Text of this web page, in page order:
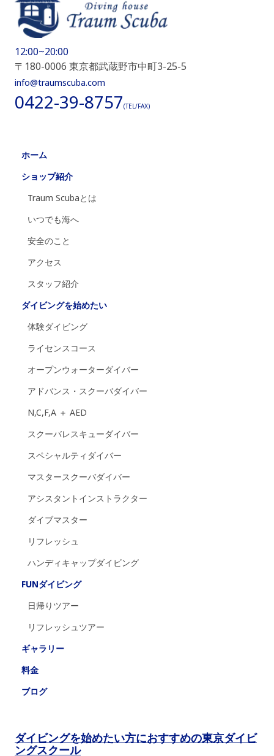
12:00~20:00
〒180-0006 東京都武蔵野市中町3-25-5
info@traumscuba.com
0422-39-8757(TEL/FAX)
ホーム
ショップ紹介
Traum Scubaとは
いつでも海へ
安全のこと
アクセス
スタッフ紹介
ダイビングを始めたい
体験ダイビング
ライセンスコース
オープンウォーターダイバー
アドバンス・スクーバダイバー
N,C,F,A ＋ AED
スクーバレスキューダイバー
スペシャルティダイバー
マスタースクーバダイバー
アシスタントインストラクター
ダイブマスター
リフレッシュ
ハンディキャップダイビング
FUNダイビング
日帰りツアー
リフレッシュツアー
ギャラリー
料金
ブログ
ダイビングを始めたい方におすすめの東京ダイビ
ングスクール